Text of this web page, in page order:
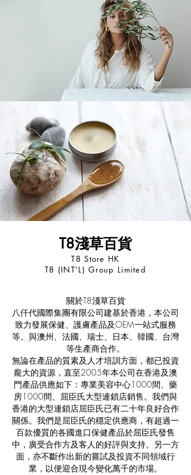
T8淺草百貨
T8 Store HK
T8 (INT'L) Group Limited
關於T8淺草百貨
八仟代國際集團有限公司建基於香港，本公司
致力發展保健、護膚產品及OEM一站式服務
等。與澳州、法國、瑞士、日本、韓國、台灣
等生產商合作。
無論在產品的質素及人才培訓方面，都已投資
龐大的資源，直至2005年本公司在香港及澳
門產品供應如下：專業美容中心1000間、藥
房1000間、屈臣氏大型連鎖店銷售。我們與
香港的大型連鎖店屈臣氏已有二十年良好合作
關係。我們是屈臣氏的穩定供應商，有超過一
百款優質的各國進口保健產品於屈臣氏發售
中，廣受合作方及客人的好評與支持。另一方
面，亦不斷作出新的嘗試及投資不同領域行
業，以便迎合現今變化萬千的市場。